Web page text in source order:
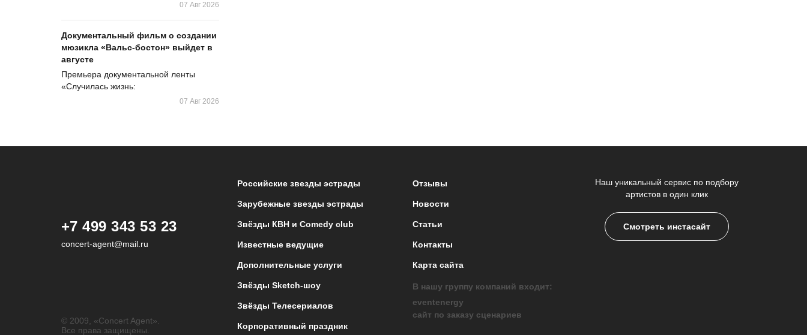
07 Авг 2026
Документальный фильм о создании
мюзикла «Вальс-бостон» выйдет в
августе
Премьера документальной ленты
«Случилась жизнь:
07 Авг 2026
+7 499 343 53 23
concert-agent@mail.ru
© 2009, «Concert Agent».
Все права защищены.
Российские звезды эстрады
Зарубежные звезды эстрады
Звёзды КВН и Comedy club
Известные ведущие
Дополнительные услуги
Звёзды Sketch-шоу
Звёзды Телесериалов
Корпоративный праздник
Отзывы
Новости
Статьи
Контакты
Карта сайта
Наш уникальный сервис по подбору
артистов в один клик
Смотреть инстасайт
В нашу группу компаний входит:
eventenergy
сайт по заказу сценариев